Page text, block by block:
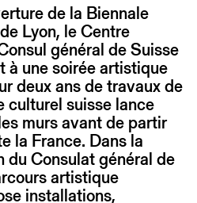
de la Biennale
Lyon, le Centre
général de Suisse
à une soirée artistique
deux ans de travaux de
culturel suisse lance
murs avant de partir
la France. Dans la
du Consulat général de
artistique
installations,